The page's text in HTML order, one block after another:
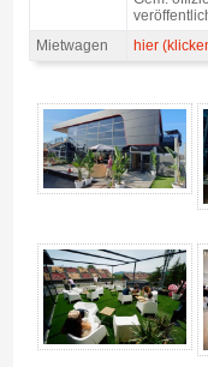
Mietwagen
hier